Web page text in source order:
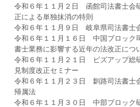
令和６年１１月２日 函館司法書士会
正による単独抹消の特則
令和６年１１月９日 岐阜県司法書士
令和６年１１月１６日 中国ブロッ
書士業務に影響する近年の法改正につ
令和６年１１月２１日 ビズアップ総
見制度改正セミナー
令和６年１１月２３日 釧路司法書
帰属法
令和６年１１月３０日 中部ブロッ